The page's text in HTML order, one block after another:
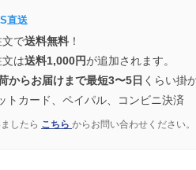
直送
文で送料無料 ！
は送料1,000円が追加されます。
からお届けまで最短3〜5日 くらい掛
トカード、ペイパル、コンビニ決済
したら こちら からお問い合わせください。